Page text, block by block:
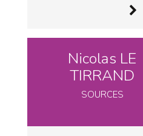
Nicolas LE
TIRRAND
SOURCES